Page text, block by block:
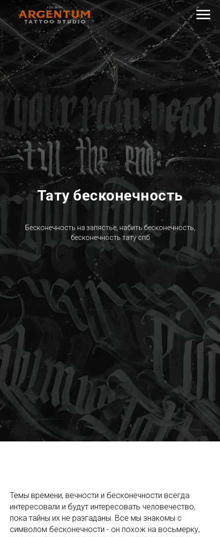
Тату бесконечность
Бесконечность на запястье, набить бесконечность,
бесконечность тату спб
Темы времени, вечности и бесконечности всегда
интересовали и будут интересовать человечество,
пока тайны их не разгаданы. Все мы знакомы с
символом бесконечности - он похож на восьмерку,